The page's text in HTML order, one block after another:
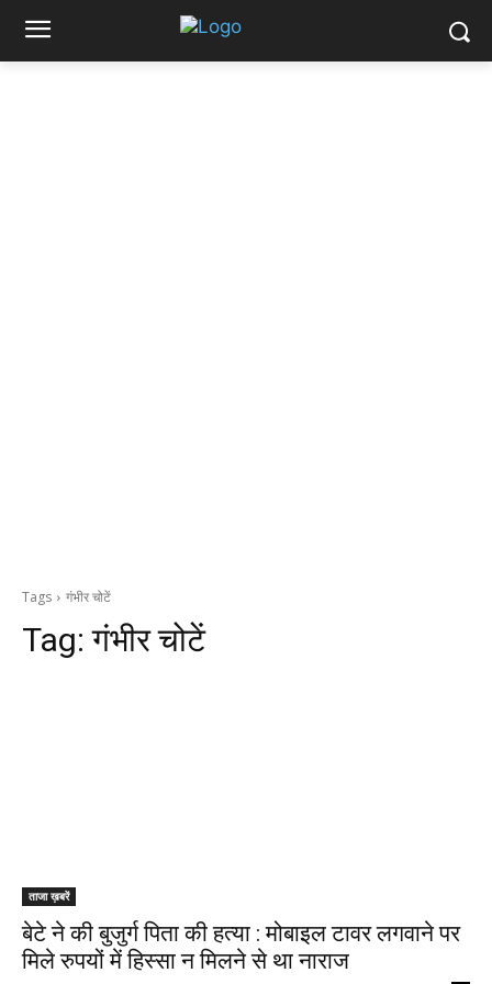
Tags गंभीर चोटें
Tag:गंभीर चोटें
ताजा ख़बरें
बेटे ने की बुजुर्ग पिता की हत्या : मोबाइल टावर लगवाने पर
मिले रुपयों में हिस्सा न मिलने से था नाराज